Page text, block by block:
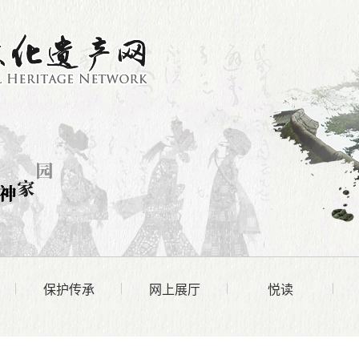
保护传承 网上展厅 悦读